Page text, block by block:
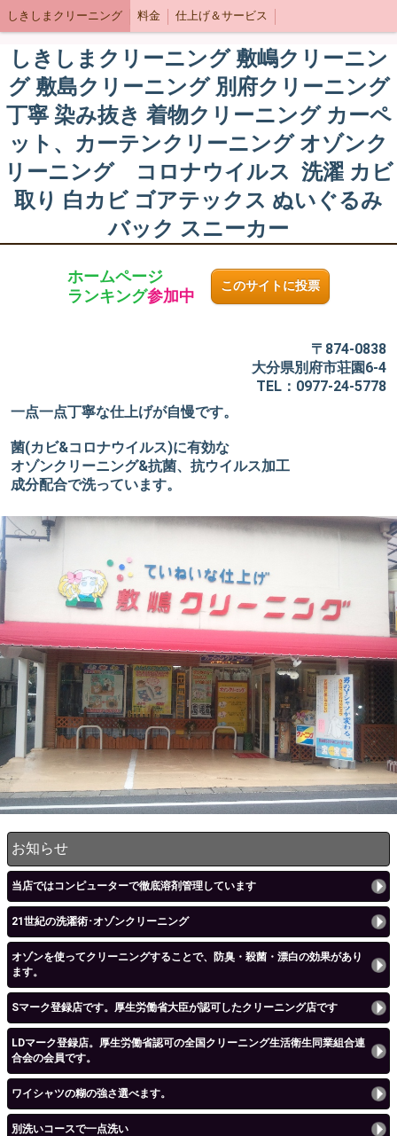
しきしまクリーニング 料金 仕上げ＆サービス
しきしまクリーニング 敷嶋クリーニン
グ 敷島クリーニング 別府クリーニング
丁寧 染み抜き 着物クリーニング カーペ
ット、カーテンクリーニング オゾンク
リーニング コロナウイルス 洗濯 カビ
取り 白カビ ゴアテックス ぬいぐるみ
バック スニーカー
ホームページ
ランキング参加中
このサイトに投票
〒874-0838
大分県別府市荘園6-4
TEL：0977-24-5778
一点一点丁寧な仕上げが自慢です。
菌(カビ&コロナウイルス)に有効な
オゾンクリーニング&抗菌、抗ウイルス加工
成分配合で洗っています。
お知らせ
当店ではコンピューターで徹底溶剤管理しています
21世紀の洗濯術･オゾンクリーニング
オゾンを使ってクリーニングすることで、防臭・殺菌・漂白の効果があり
ます。
Sマーク登録店です。厚生労働省大臣が認可したクリーニング店です
LDマーク登録店。厚生労働省認可の全国クリーニング生活衛生同業組合連
合会の会員です。
ワイシャツの糊の強さ選べます。
別洗いコースで一点洗い